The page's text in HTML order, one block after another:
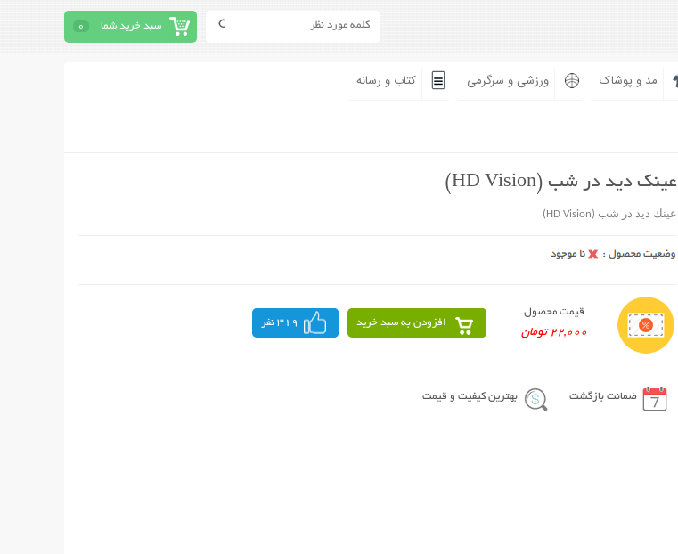
سبد خرید شما 0
مد و پوشاک ورزشی و سرگرمی کتاب و رسانه
عينك ديد در شب (HD Vision)
عينك ديد در شب (HD Vision)
قیمت محصول
22,000 تومان
افزودن به سبد خرید 319 نفر
ضمانت بازگشت بهترین کیفیت و قیمت